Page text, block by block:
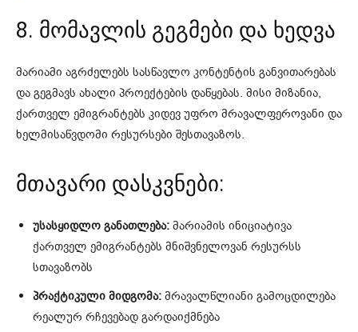
8. მომავლის გეგმები და ხედვა
მარიამი აგრძელებს სასწავლო კონტენტის განვითარებას
და გეგმავს ახალი პროექტების დაწყებას. მისი მიზანია,
ქართველ ემიგრანტებს კიდევ უფრო მრავალფეროვანი და
ხელმისაწვდომი რესურსები შესთავაზოს.
მთავარი დასკვნები:
უსასყიდლო განათლება: მარიამის ინიციატივა
ქართველ ემიგრანტებს მნიშვნელოვან რესურსს
სთავაზობს
პრაქტიკული მიდგომა: მრავალწლიანი გამოცდილება
რეალურ რჩევებად გარდაიქმნება